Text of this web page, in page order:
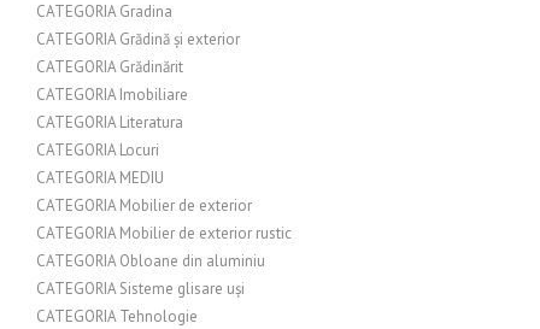
CATEGORIA Gradina
CATEGORIA Grădină și exterior
CATEGORIA Grădinărit
CATEGORIA Imobiliare
CATEGORIA Literatura
CATEGORIA Locuri
CATEGORIA MEDIU
CATEGORIA Mobilier de exterior
CATEGORIA Mobilier de exterior rustic
CATEGORIA Obloane din aluminiu
CATEGORIA Sisteme glisare uși
CATEGORIA Tehnologie